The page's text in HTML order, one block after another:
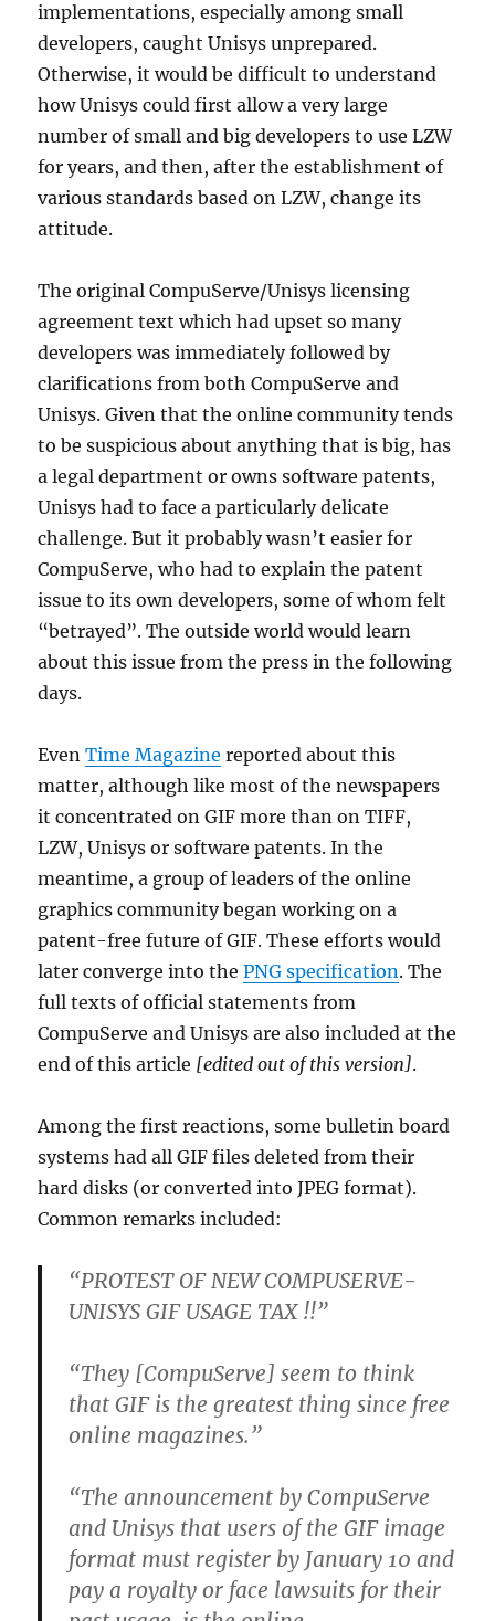
implementations, especially among small
developers, caught Unisys unprepared.
Otherwise, it would be difficult to understand
how Unisys could first allow a very large
number of small and big developers to use LZW
for years, and then, after the establishment of
various standards based on LZW, change its
attitude.
The original CompuServe/Unisys licensing
agreement text which had upset so many
developers was immediately followed by
clarifications from both CompuServe and
Unisys. Given that the online community tends
to be suspicious about anything that is big, has
a legal department or owns software patents,
Unisys had to face a particularly delicate
challenge. But it probably wasn’t easier for
CompuServe, who had to explain the patent
issue to its own developers, some of whom felt
“betrayed”. The outside world would learn
about this issue from the press in the following
days.
EvenTime Magazine reported about this
matter, although like most of the newspapers
it concentrated on GIF more than on TIFF,
LZW, Unisys or software patents. In the
meantime, a group of leaders of the online
graphics community began working on a
patent-free future of GIF. These efforts would
later converge into thePNG specification. The
full texts of official statements from
CompuServe and Unisys are also included at the
end of this article [edited out of this version].
Among the first reactions, some bulletin board
systems had all GIF files deleted from their
hard disks (or converted into JPEG format).
Common remarks included:
“PROTEST OF NEW COMPUSERVE-
UNISYS GIF USAGE TAX !!”
“They [CompuServe] seem to think
that GIF is the greatest thing since free
online magazines.”
“The announcement by CompuServe
and Unisys that users of the GIF image
format must register by January 10 and
pay a royalty or face lawsuits for their